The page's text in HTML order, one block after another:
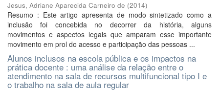
Jesus, Adriane Aparecida Carneiro de (2014)
Resumo : Este artigo apresenta de modo sintetizado como a
inclusão foi concebida no decorrer da história, alguns
movimentos e aspectos legais que amparam esse importante
movimento em prol do acesso e participação das pessoas ...
Alunos inclusos na escola pública e os impactos na
prática docente : uma análise da relação entre o
atendimento na sala de recursos multifuncional tipo I e
o trabalho na sala de aula regular